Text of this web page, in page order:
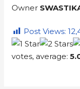
Owner
Post Views:
votes, average: